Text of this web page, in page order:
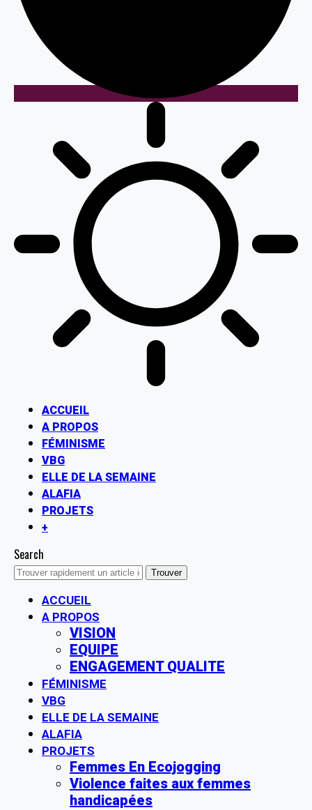
ACCUEIL
A PROPOS
FÉMINISME
VBG
ELLE DE LA SEMAINE
ALAFIA
PROJETS
+
Search
ACCUEIL
A PROPOS
VISION
EQUIPE
ENGAGEMENT QUALITE
FÉMINISME
VBG
ELLE DE LA SEMAINE
ALAFIA
PROJETS
Femmes En Ecojogging
Violence faites aux femmes
handicapées